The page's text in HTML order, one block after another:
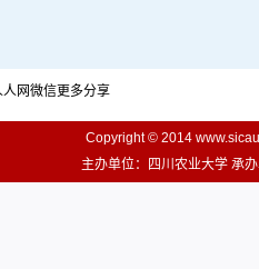
人网微信更多分享
Copyright © 2014
主办单位：四川农业大学 承